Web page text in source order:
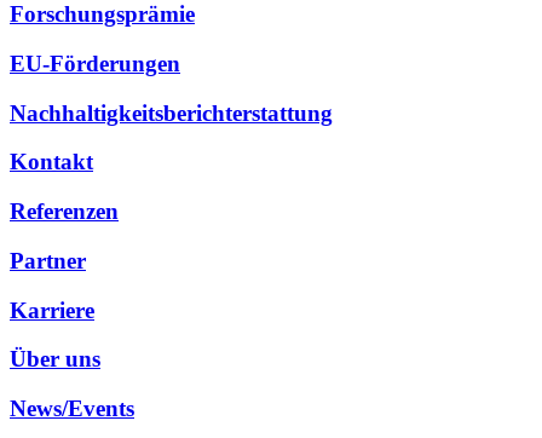
Forschungsprämie
EU-Förderungen
Nachhaltigkeitsberichterstattung
Kontakt
Referenzen
Partner
Karriere
Über uns
News/Events